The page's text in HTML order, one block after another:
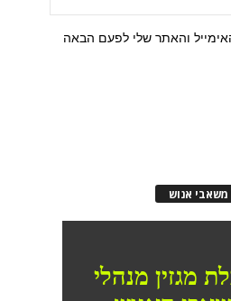
והאתר שלי לפעם הבאה
משאבי אנוש